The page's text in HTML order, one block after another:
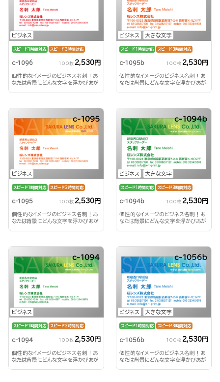
ビジネス
スピード1時間対応 スピード3時間対応
c-1096 100枚 2,530円
個性的なイメージのビジネス名刺！あ
なたは背景にどんな文字を浮かびあが
ビジネス 大きな文字
スピード1時間対応 スピード3時間対応
c-1095b 100枚 2,530円
個性的なイメージのビジネス名刺！あ
なたは背景にどんな文字を浮かびあが
ビジネス
c-1095
スピード1時間対応 スピード3時間対応
c-1095 100枚 2,530円
個性的なイメージのビジネス名刺！あ
なたは背景にどんな文字を浮かびあが
ビジネス 大きな文字
c-1094b
スピード1時間対応 スピード3時間対応
c-1094b 100枚 2,530円
個性的なイメージのビジネス名刺！あ
なたは背景にどんな文字を浮かびあが
ビジネス
c-1094
スピード1時間対応 スピード3時間対応
c-1094 100枚 2,530円
個性的なイメージのビジネス名刺！あ
なたは背景にどんな文字を浮かびあが
ビジネス 大きな文字
c-1056b
スピード1時間対応 スピード3時間対応
c-1056b 100枚 2,530円
個性的なイメージのビジネス名刺！あ
なたは背景にどんな文字を浮かびあが